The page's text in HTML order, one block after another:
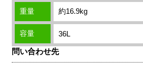
重量 約16.9kg
容量 36L
問い合わせ先